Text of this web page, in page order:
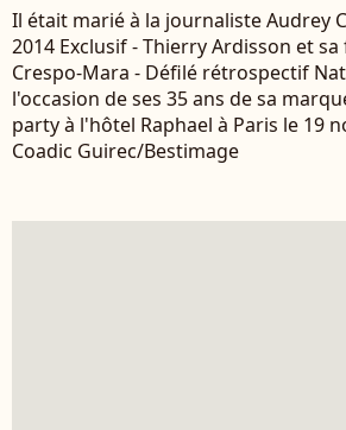
Il était marié à la journaliste Audrey
2014 Exclusif - Thierry Ardisson et
Crespo-Mara - Défilé rétrospectif
l'occasion de ses 35 ans de sa
party à l'hôtel Raphael à Paris le 19
Coadic Guirec/Bestimage